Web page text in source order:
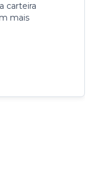
carteira
mais